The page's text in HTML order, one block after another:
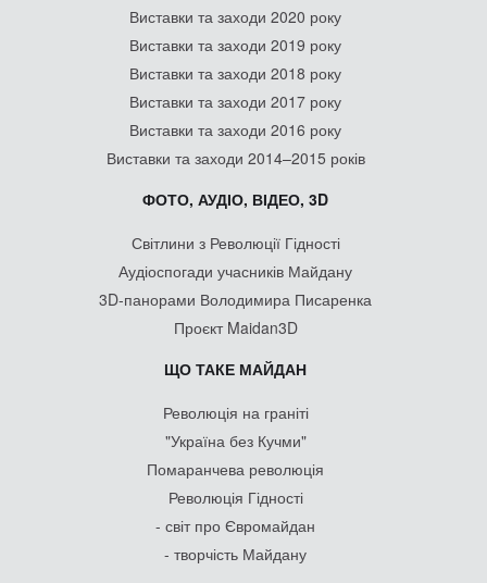
Виставки та заходи 2020 року
Виставки та заходи 2019 року
Виставки та заходи 2018 року
Виставки та заходи 2017 року
Виставки та заходи 2016 року
Виставки та заходи 2014–2015 років
ФОТО, АУДІО, ВІДЕО, 3D
Світлини з Революції Гідності
Аудіоспогади учасників Майдану
3D-панорами Володимира Писаренка
Проєкт Maidan3D
ЩО ТАКЕ МАЙДАН
Революція на граніті
"Україна без Кучми"
Помаранчева революція
Революція Гідності
- світ про Євромайдан
- творчість Майдану